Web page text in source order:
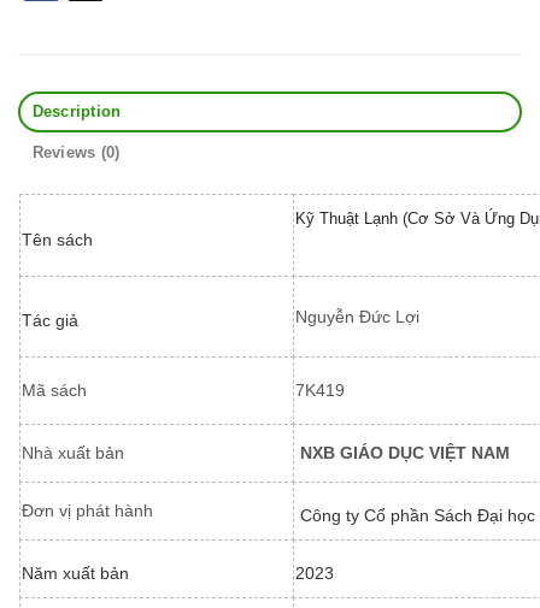
Description
Reviews (0)
Tên sách
Kỹ Thuật Lạnh (Cơ Sở Và Ứng
Tác giả Nguyễn Đức Lợi
Mã sách 7K419
Nhà xuất bản NXB GIÁO DỤC VIỆT NAM
Đơn vị phát hành Công ty Cổ phần Sách Đại học
Năm xuất bản 2023